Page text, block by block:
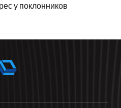
у поклонников